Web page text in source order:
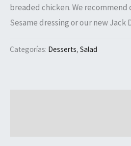
breaded chicken. We recommend
Sesame dressing or our new Jack
Categorías: Desserts, Salad